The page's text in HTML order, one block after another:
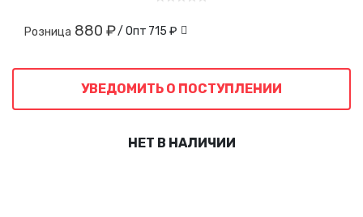
Розница 880 ₽/ Опт 715 ₽
УВЕДОМИТЬ О ПОСТУПЛЕНИИ
НЕТ В НАЛИЧИИ